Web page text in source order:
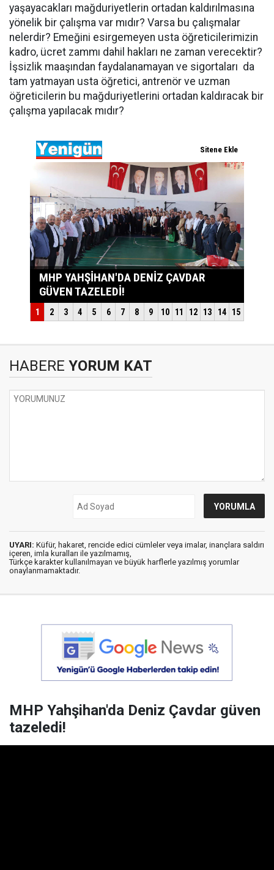
yaşayacakları mağduriyetlerin ortadan kaldırılmasına
yönelik bir çalışma var mıdır? Varsa bu çalışmalar
nelerdir? Emeğini esirgemeyen usta öğreticilerimizin
kadro, ücret zammı dahil hakları ne zaman verecektir?
İşsizlik maaşından faydalanamayan ve sigortaları da
tam yatmayan usta öğretici, antrenör ve uzman
öğreticilerin bu mağduriyetlerini ortadan kaldıracak bir
çalışma yapılacak mıdır?
HABERE YORUM KAT
UYARI: Küfür, hakaret, rencide edici cümleler veya imalar, inançlara saldırı
içeren, imla kuralları ile yazılmamış,
Türkçe karakter kullanılmayan ve büyük harflerle yazılmış yorumlar
onaylanmamaktadır.
MHP Yahşihan'da Deniz Çavdar güven
tazeledi!